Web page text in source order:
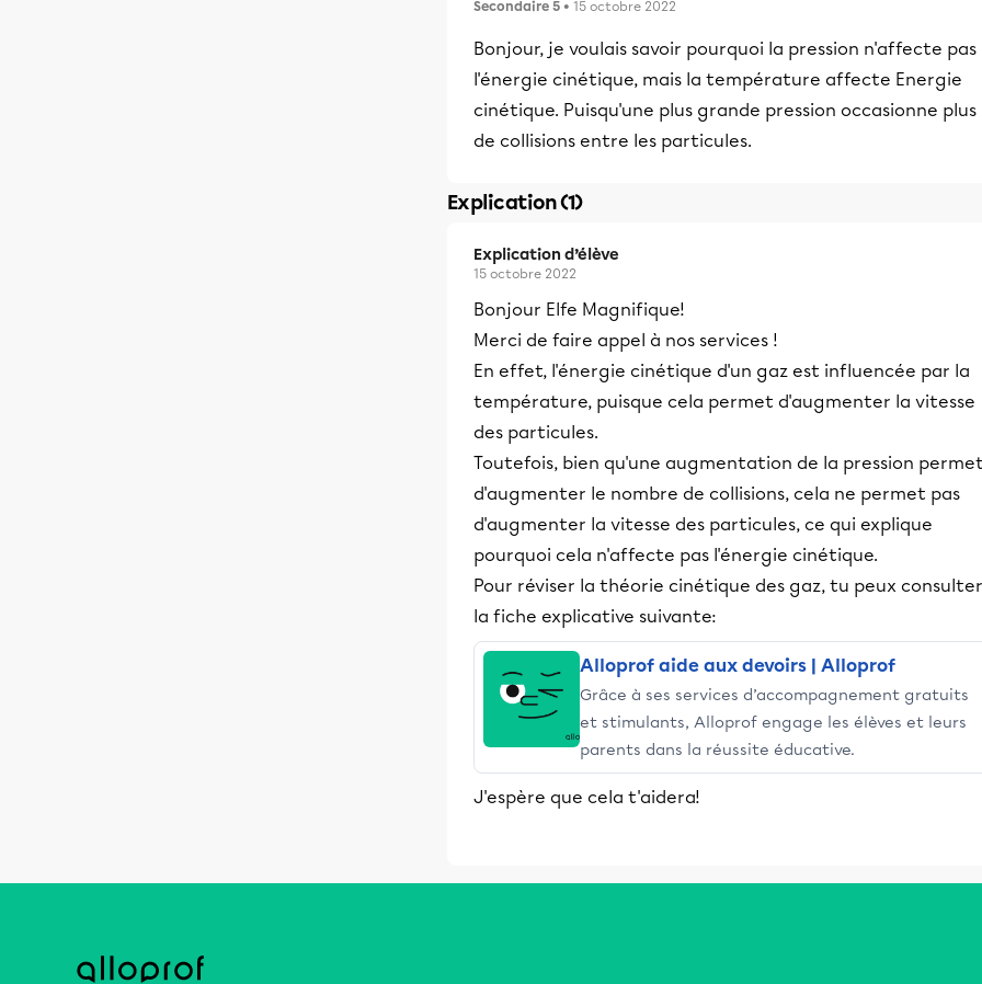
Secondaire 5 • 15 octobre 2022
Bonjour, je voulais savoir pourquoi la pression n'affecte pas
l'énergie cinétique, mais la température affecte Energie
cinétique. Puisqu'une plus grande pression occasionne plus
de collisions entre les particules.
Explication (1)
Explication d’élève
15 octobre 2022
Bonjour Elfe Magnifique!
Merci de faire appel à nos services !
En effet, l'énergie cinétique d'un gaz est influencée par la
température, puisque cela permet d'augmenter la vitesse
des particules.
Toutefois, bien qu'une augmentation de la pression
d'augmenter le nombre de collisions, cela ne permet pas
d'augmenter la vitesse des particules, ce qui explique
pourquoi cela n'affecte pas l'énergie cinétique.
Pour réviser la théorie cinétique des gaz, tu peux consulter
la fiche explicative suivante:
Alloprof aide aux devoirs | Alloprof
Grâce à ses services d’accompagnement gratuits
et stimulants, Alloprof engage les élèves et leurs
parents dans la réussite éducative.
J'espère que cela t'aidera!